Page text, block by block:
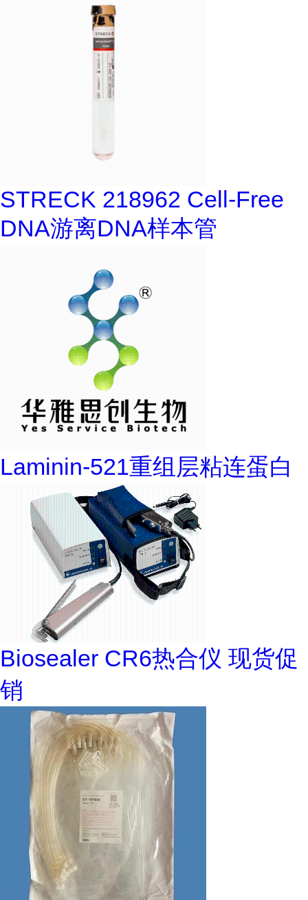
STRECK 218962 Cell-Free
DNA游离DNA样本管
Laminin-521重组层粘连蛋白
Biosealer CR6热合仪 现货促
销